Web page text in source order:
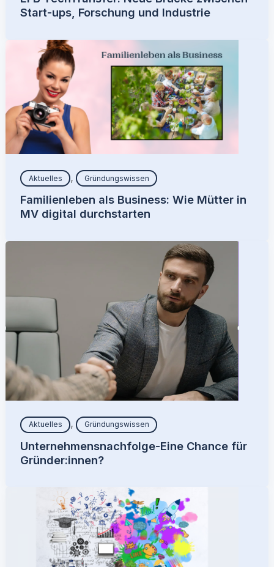
Start-ups, Forschung und Industrie
Aktuelles , Gründungswissen
Familienleben als Business: Wie Mütter in
MV digital durchstarten
Aktuelles , Gründungswissen
Unternehmensnachfolge-Eine Chance für
Gründer:innen?